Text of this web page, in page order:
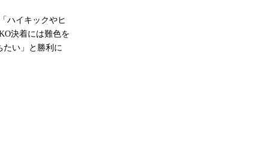
ハイキックやヒ
決着には難色を
たい」と勝利に